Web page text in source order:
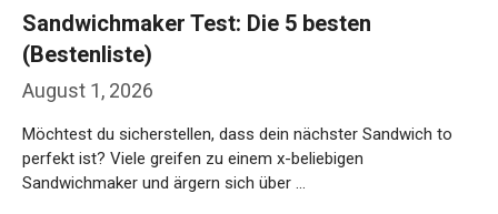
August 1, 2026
Sandwichmaker Test: Die 5 besten
(Bestenliste)
Möchtest du sicherstellen, dass dein nächster Sandwich to
perfekt ist? Viele greifen zu einem x-beliebigen
Sandwichmaker und ärgern sich über …